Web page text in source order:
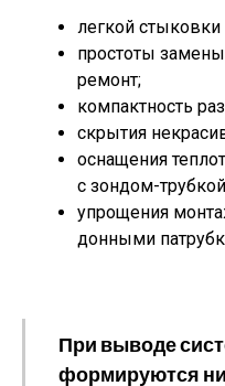
легкой
простоты
ремонт;
компактность
скрытия
оснащения
с зондом-
упрощения
донными
При выводе
формируются